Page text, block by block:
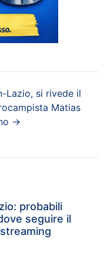
Lazio, si rivede il
Matias
→
probabili
seguire il